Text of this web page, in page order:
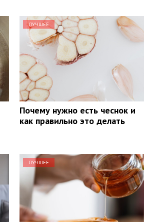
ЛУЧШЕЕ
Почему нужно есть чеснок и
как правильно это делать
ЛУЧШЕЕ